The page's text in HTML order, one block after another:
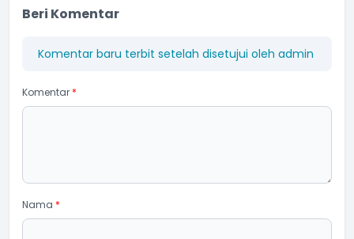
Beri Komentar
Komentar baru terbit setelah disetujui oleh admin
Komentar *
Nama *